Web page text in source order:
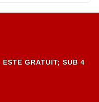
GRATUIT; SUB 4